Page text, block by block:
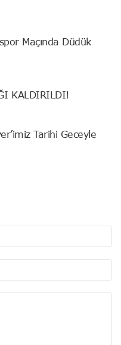
Maçında Düdük
KALDIRILDI!
Tarihi Geceyle